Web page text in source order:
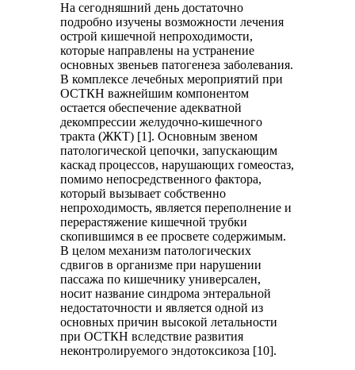
На сегодняшний день достаточно
подробно изучены возможности лечения
острой кишечной непроходимости,
которые направлены на устранение
основных звеньев патогенеза заболевания.
В комплексе лечебных мероприятий при
ОСТКН важнейшим компонентом
остается обеспечение адекватной
декомпрессии желудочно-кишечного
тракта (ЖКТ) [1]. Основным звеном
патологической цепочки, запускающим
каскад процессов, нарушающих гомеостаз,
помимо непосредственного фактора,
который вызывает собственно
непроходимость, является переполнение и
перерастяжение кишечной трубки
скопившимся в ее просвете содержимым.
В целом механизм патологических
сдвигов в организме при нарушении
пассажа по кишечнику универсален,
носит название синдрома энтеральной
недостаточности и является одной из
основных причин высокой летальности
при ОСТКН вследствие развития
неконтролируемого эндотоксикоза [10].